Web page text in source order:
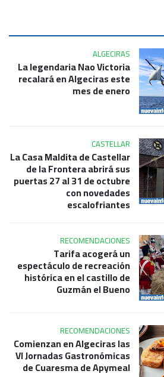
ALGECIRAS
La legendaria Nao Victoria
recalará en Algeciras este
mes de enero
CASTELLAR
La Casa Maldita de Castellar
de la Frontera abrirá sus
puertas 27 al 31 de octubre
con novedades
escalofriantes
RECOMENDACIONES
Tarifa acogerá un
espectáculo de recreación
histórica en el castillo de
Guzmán el Bueno
RECOMENDACIONES
Comienzan en Algeciras las
VI Jornadas Gastronómicas
de Cuaresma de Apymeal